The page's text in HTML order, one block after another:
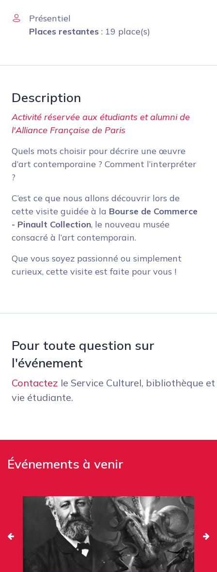
Présentiel
Places restantes : 19 place(s)
Description
Activité réservée aux étudiants et alumni de
l'Alliance Française de Paris
Quels mots choisir pour décrire une œuvre
d’art contemporaine ? Comment l’interpréter
?
C’est ce que nous allons découvrir lors de
cette visite guidée à la Bourse de Commerce
- Pinault Collection, le nouveau musée
consacré à l’art contemporain.
Que vous soyez passionné ou simplement
curieux, cette visite est faite pour vous !
Pour toute question sur
l'événement
Contactez le Service Culturel, bibliothèque et
vie étudiante.
Événements à venir